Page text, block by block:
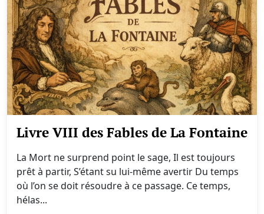
Livre VIII des Fables de La Fontaine
La Mort ne surprend point le sage, Il est toujours
prêt à partir, S’étant su lui-même avertir Du temps
où l’on se doit résoudre à ce passage. Ce temps,
hélas...